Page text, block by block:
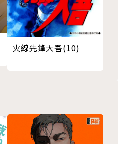
火線先鋒大吾(10)